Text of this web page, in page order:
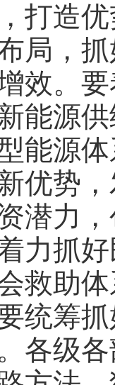
打造
局，
效。
能源
能源
优势
潜力
力抓
救助
统筹
各级